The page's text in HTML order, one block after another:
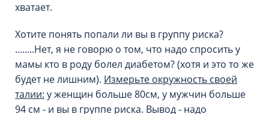
хватает.
Хотите понять попали ли вы в группу риска?
........Нет, я не говорю о том, что надо спросить у
мамы кто в роду болел диабетом? (хотя и это то же
будет не лишним). Измерьте окружность своей
талии: у женщин больше 80см, у мужчин больше
94 см - и вы в группе риска. Вывод - надо